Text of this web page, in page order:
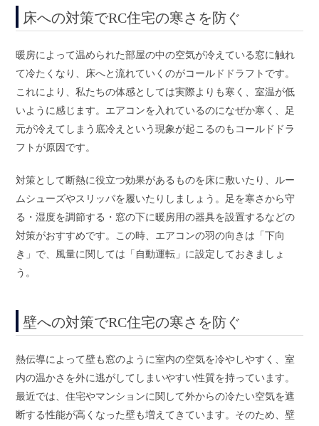
床への対策でRC住宅の寒さを防ぐ
暖房によって温められた部屋の中の空気が冷えている窓に触れ
て冷たくなり、床へと流れていくのがコールドドラフトです。
これにより、私たちの体感としては実際よりも寒く、室温が低
いように感じます。エアコンを入れているのになぜか寒く、足
元が冷えてしまう底冷えという現象が起こるのもコールドドラ
フトが原因です。
対策として断熱に役立つ効果があるものを床に敷いたり、ルー
ムシューズやスリッパを履いたりしましょう。足を寒さから守
る・湿度を調節する・窓の下に暖房用の器具を設置するなどの
対策がおすすめです。この時、エアコンの羽の向きは「下向
き」で、風量に関しては「自動運転」に設定しておきましょ
う。
壁への対策でRC住宅の寒さを防ぐ
熱伝導によって壁も窓のように室内の空気を冷やしやすく、室
内の温かさを外に逃がしてしまいやすい性質を持っています。
最近では、住宅やマンションに関して外からの冷たい空気を遮
断する性能が高くなった壁も増えてきています。そのため、壁